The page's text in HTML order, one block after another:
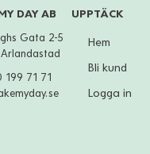
DAY AB
Gata 2-5
199 71 71
UPPTÄCK
Hem
Bli kund
Logga in